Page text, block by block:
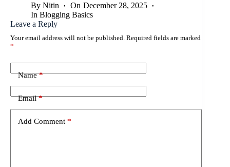
By Nitin On December 28, 2025
In Blogging Basics
Leave a Reply
Your email address will not be published. Required fields are marked
*
Name*
Email*
Add Comment *